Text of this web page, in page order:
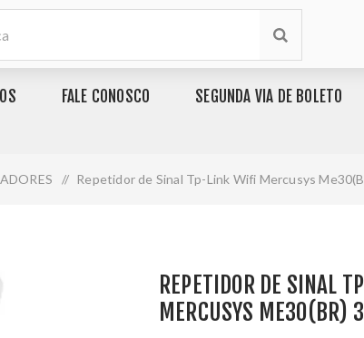
FALE CONOSCO SEGUNDA VIA DE BOLETO
/ Repetidor de Sinal Tp-Link Wifi Mercusys
REPETIDOR DE SINAL
MERCUSYS ME30(BR)